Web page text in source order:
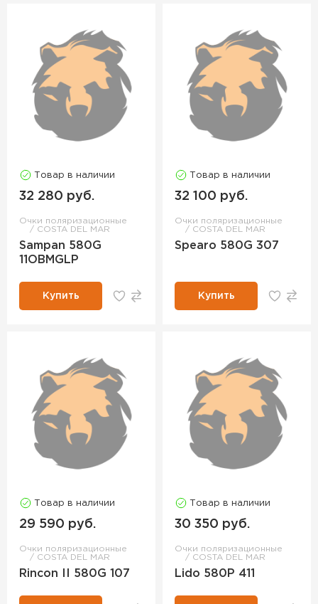
Товар в наличии
32 280 руб.
Очки поляризационные
COSTA DEL MAR
Sampan 580G
11OBMGLP
Купить
Товар в наличии
32 100 руб.
Очки поляризационные
COSTA DEL MAR
Spearo 580G 307
Купить
Товар в наличии
29 590 руб.
Очки поляризационные
COSTA DEL MAR
Rincon II 580G 107
Товар в наличии
30 350 руб.
Очки поляризационные
COSTA DEL MAR
Lido 580P 411